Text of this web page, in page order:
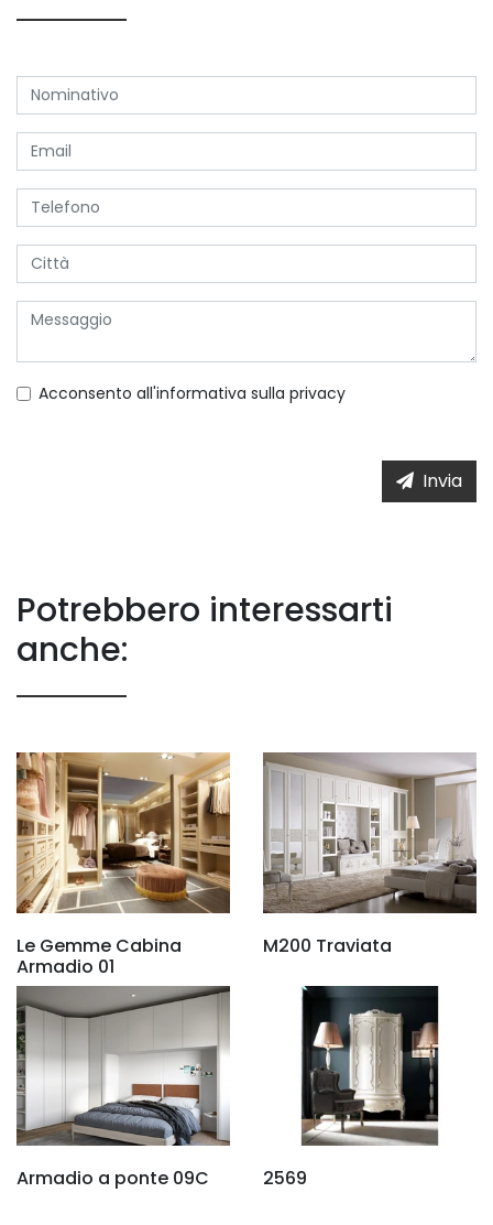
Acconsento all'informativa sulla privacy
Invia
Potrebbero interessarti
anche:
Le Gemme Cabina
Armadio 01
M200 Traviata
Armadio a ponte 09C 2569